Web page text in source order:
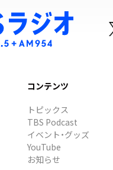
コンテンツ
トピックス
TBS Podcast
イベント・グッズ
YouTube
お知らせ